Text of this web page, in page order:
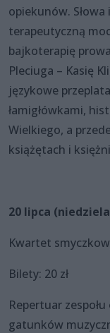
opiekunów.
terapeutyczną
bajkoterapię
Pleciuga – Kasię
językowe
łamigłówkami,
Wielkiego, a
książętach i
20 lipca
Kwartet
Bilety: 20 zł
Repertuar
gatunków